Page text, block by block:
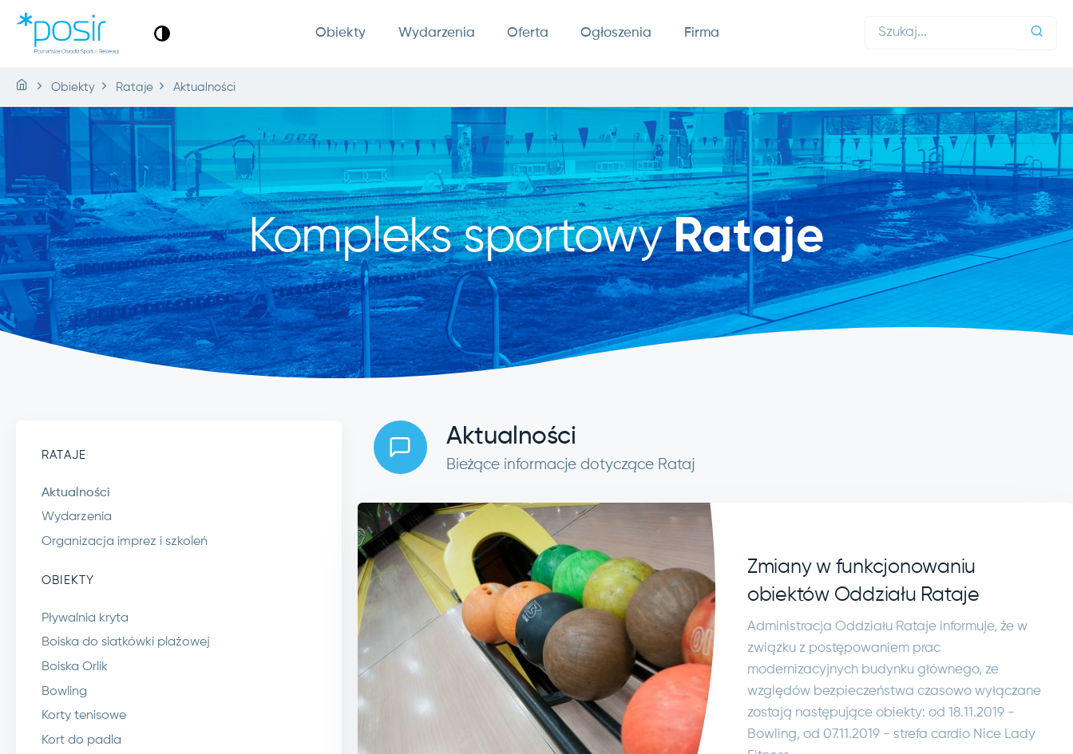
Obiekty Wydarzenia Oferta Ogłoszenia Firma
Obiekty Rataje Aktualności
Kompleks sportowyRataje
RATAJE
Aktualności
Wydarzenia
Organizacja imprez i szkoleń
OBIEKTY
Pływalnia kryta
Boiska do siatkówki plażowej
Boiska Orlik
Bowling
Korty tenisowe
Kort do padla
Aktualności
Bieżące informacje dotyczące Rataj
Zmiany w funkcjonowaniu
obiektów Oddziału Rataje
Administracja Oddziału Rataje informuje, że w
związku z postępowaniem prac
modernizacyjnych budynku głównego, ze
względów bezpieczeństwa czasowo wyłączane
zostają następujące obiekty: od 18.11.2019 -
Bowling, od 07.11.2019 - strefa cardio Nice Lady